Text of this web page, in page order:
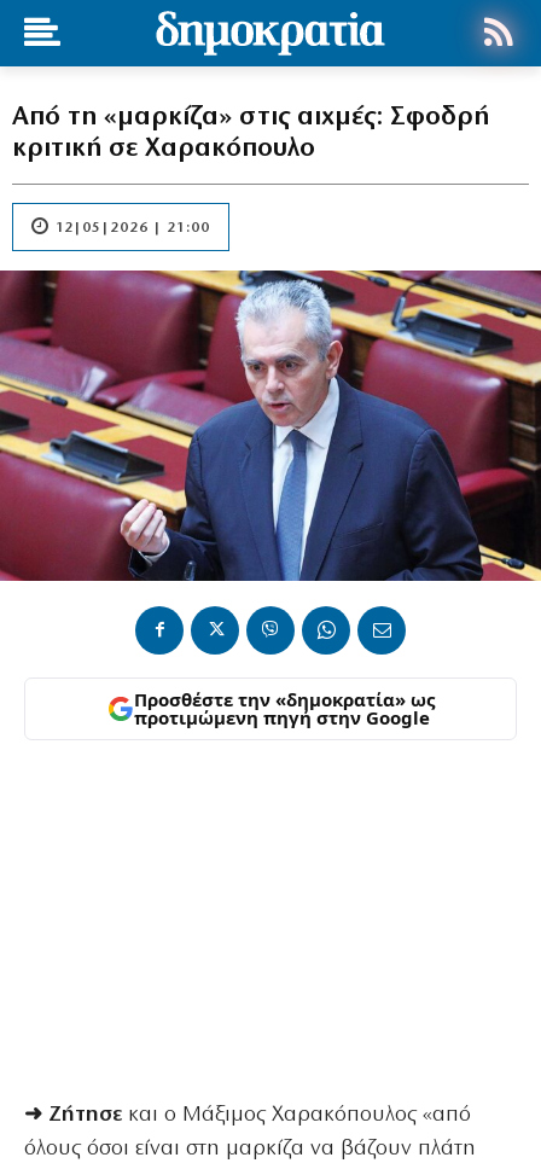
Από τη «μαρκίζα» στις αιχμές: Σφοδρή
κριτική σε Χαρακόπουλο
12|05|2026 | 21:00
Προσθέστε την «δημοκρατία» ως
προτιμώμενη πηγή στην Google
➜ Ζήτησε και ο Μάξιμος Χαρακόπουλος «από
όλους όσοι είναι στη μαρκίζα να βάζουν πλάτη